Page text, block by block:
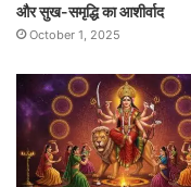
और सुख-समृद्धि का आशीर्वाद
October 1, 2025